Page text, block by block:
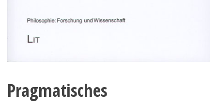
Pragmatisches